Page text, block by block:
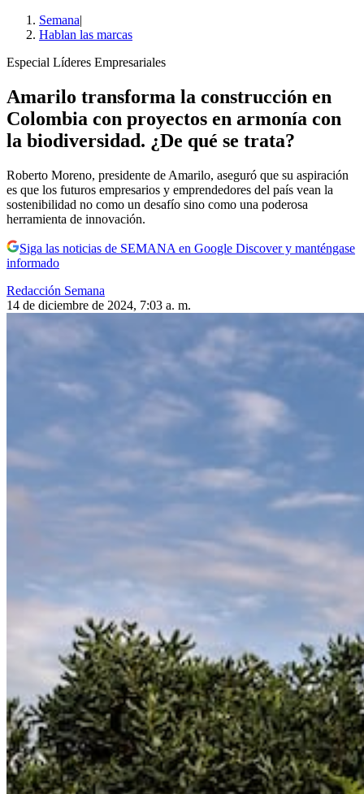
Semana|
Hablan las marcas
Especial Líderes Empresariales
Amarilo transforma la construcción en
Colombia con proyectos en armonía con
la biodiversidad. ¿De qué se trata?
Roberto Moreno, presidente de Amarilo, aseguró que su aspiración
es que los futuros empresarios y emprendedores del país vean la
sostenibilidad no como un desafío sino como una poderosa
herramienta de innovación.
Siga las noticias de SEMANA en Google Discover y manténgase
informado
Redacción Semana
14 de diciembre de 2024, 7:03 a. m.